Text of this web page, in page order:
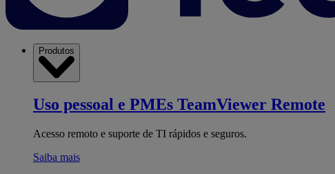
Produtos
Uso pessoal e PMEs TeamViewer Remote
Acesso remoto e suporte de TI rápidos e seguros.
Saiba mais